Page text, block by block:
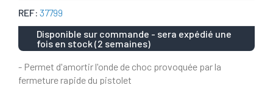
REF: 37799
Disponible sur commande - sera expédié une
fois en stock (2 semaines)
- Permet d'amortir l'onde de choc provoquée par la
fermeture rapide du pistolet